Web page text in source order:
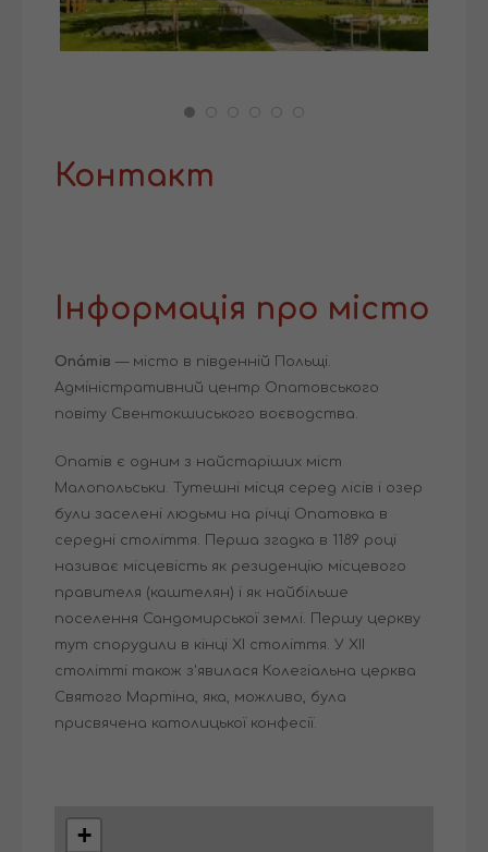
Контакт
Інформація про місто
Опа́тів— місто в південній Польщі.
Адміністративний центр Опатовського
повіту Свентокшиського воєводства.
Опатів є одним з найстаріших міст
Малопольськи. Тутешні місця серед лісів і озер
були заселені людьми на річці Опатовка в
середні століття. Перша згадка в 1189 році
називає місцевість як резиденцію місцевого
правителя (каштелян) і як найбільше
поселення Сандомирської землі. Першу церкву
тут спорудили в кінці XI століття. У XII
столітті також з'явилася Колегіальна церква
Святого Мартіна, яка, можливо, була
присвячена католицької конфесії.
+